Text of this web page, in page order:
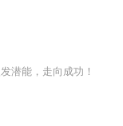
潜能，走向成功！